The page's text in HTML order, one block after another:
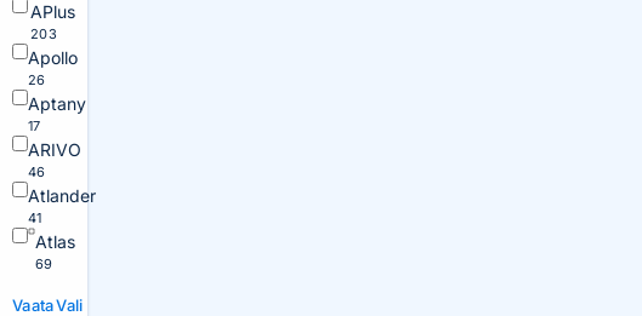
APlus
203
Apollo
26
Aptany
17
ARIVO
46
Atlander
41
Atlas
69
VaataVali